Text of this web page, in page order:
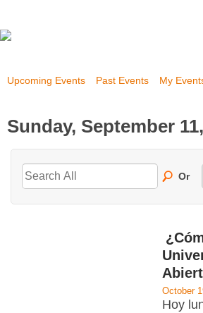
Upcoming Events Past Events My
Sunday, September
Or
October
Hoy